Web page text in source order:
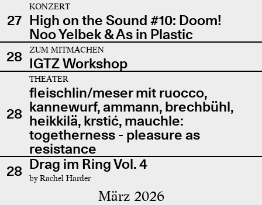
27
KONZERT
High on the Sound #10: Doom!
Noo Yelbek & As in Plastic
28
ZUM MITMACHEN
IGTZ Workshop
28
THEATER
fleischlin/meser mit ruocco,
kannewurf, ammann, brechbühl,
heikkilä, krstić, mauchle:
togetherness - pleasure as
resistance
28 Drag im Ring Vol. 4
by Rachel Harder
März 2026